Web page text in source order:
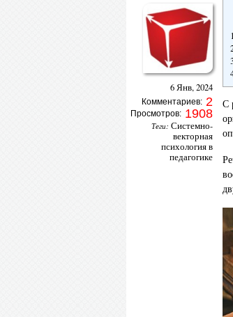
С
6 Янв, 2024
Комментариев: 2
Просмотров: 1908
Теги: Системно-
векторная
психология в
педагогике